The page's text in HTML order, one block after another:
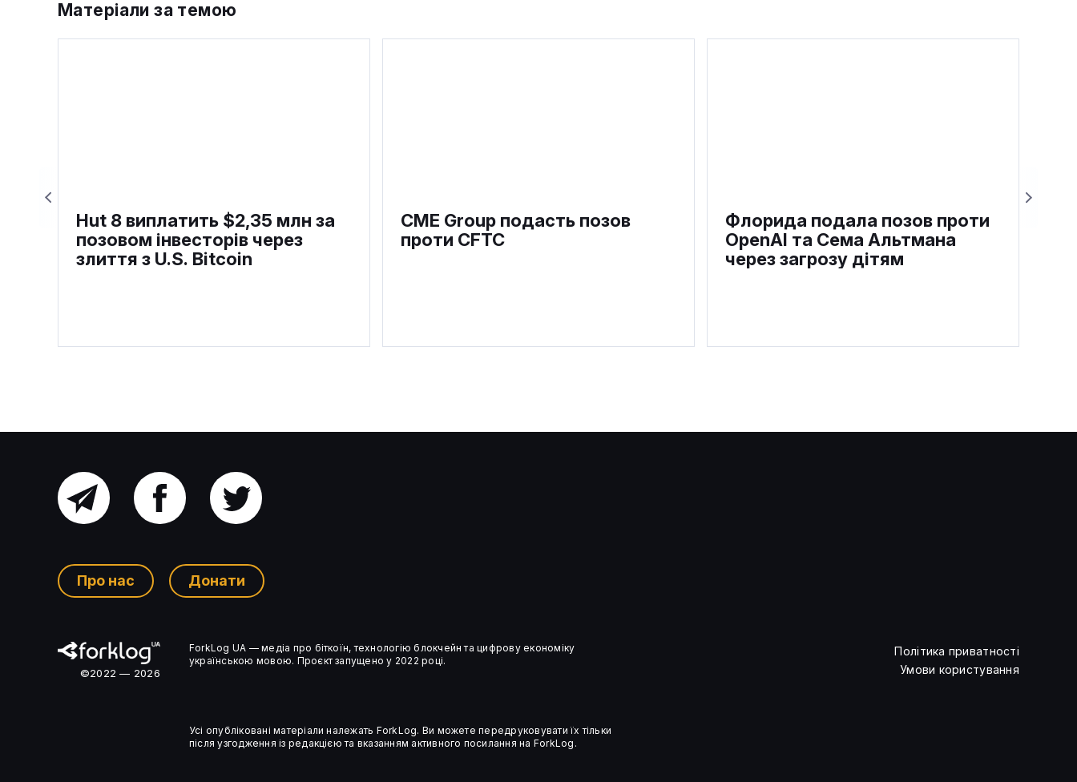
Матеріали за темою
Hut 8 виплатить $2,35 млн за
позовом інвесторів через
злиття з U.S. Bitcoin
CME Group подасть позов
проти CFTC
Флорида подала позов проти
OpenAI та Сема Альтмана
через загрозу дітям
Головний
Ком’юніті-
чат
Facebook
Про нас Донати
©2022 — 2026
ForkLog UA — медіа про біткоїн, технологію блокчейн та цифрову економіку
українською мовою. Проєкт запущено у 2022 році.
Політика приватності
Умови користування
Усі опубліковані матеріали належать ForkLog. Ви можете передруковувати їх тільки
після узгодження із редакцією та вказанням активного посилання на ForkLog.